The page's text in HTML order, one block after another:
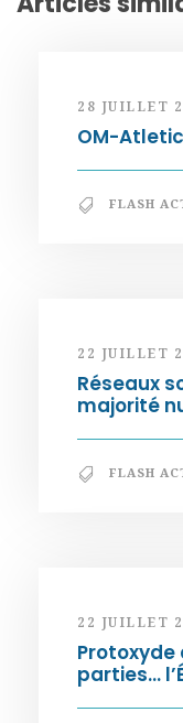
28 JUILLET
OM-
FLASH
22 JUILLET
Réseaux
majorité
FLASH
22 JUILLET
Protoxyde
parties…